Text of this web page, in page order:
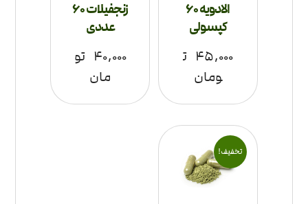
الادویه 60
کپسولی
۴۵,۰۰۰ ت
ومان
زنجفیلات 60
عددی
۴۰,۰۰۰ تو
مان
تخفیف!